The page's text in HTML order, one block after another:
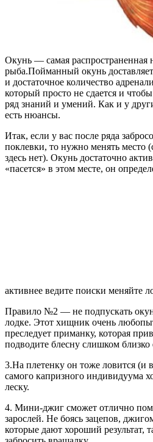
Окунь — самая распространенная
рыба.Пойманный окунь
и достаточное количество
который просто не сдается и
ряд знаний и умений. Как и у
есть нюансы.
Итак, если у вас после ряда
поклевки, то нужно менять место
здесь нет). Окунь достаточно
«пасется» в этом месте, он
активнее ведите поиски меняйте
Правило №2 — не подпускать
лодке. Этот хищник очень
преследует приманку, которая
подводите блесну слишком близко
3.На плетенку он тоже ловится (и
самого капризного индивидуума
леску.
4. Мини-джиг сможет отлично
зарослей. Не боясь зацепов,
которые дают хороший результат,